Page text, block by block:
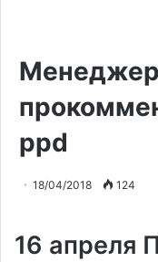
Менеджер
ppd
18/04/2018 124
16 апреля